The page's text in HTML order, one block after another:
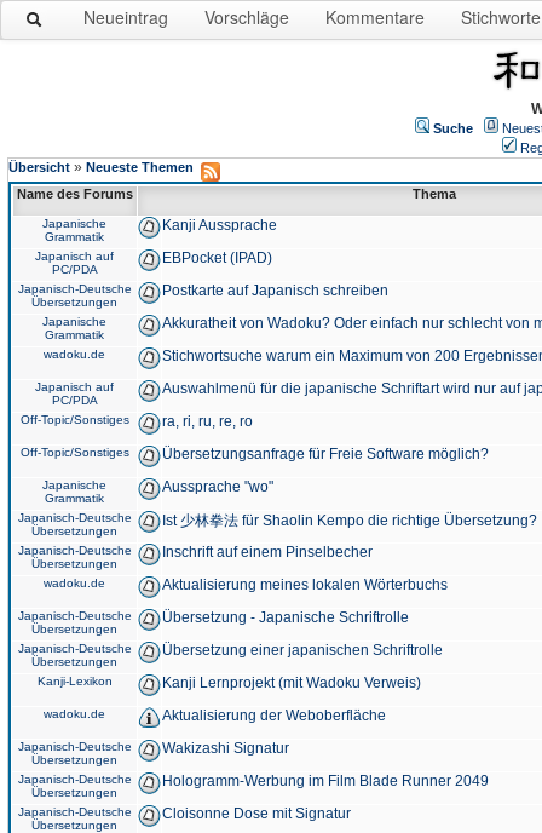
Neueintrag Vorschläge Kommentare Stichworte
Suche
Übersicht » Neueste Themen
Name des Forums
Thema
Japanische
Grammatik
Kanji Aussprache
Japanisch auf
PC/PDA
EBPocket (IPAD)
Japanisch-Deutsche
Übersetzungen
Postkarte auf Japanisch schreiben
Japanische
Grammatik
Akkuratheit von Wadoku? Oder einfach nur schlecht von
wadoku.de Stichwortsuche warum ein Maximum von 200
Japanisch auf
PC/PDA
Auswahlmenü für die japanische Schriftart wird nur auf
Off-Topic/Sonstiges ra, ri, ru, re, ro
Off-Topic/Sonstiges Übersetzungsanfrage für Freie Software möglich?
Japanische
Grammatik
Aussprache "wo"
Japanisch-Deutsche
Übersetzungen
Ist 少林拳法 für Shaolin Kempo die richtige Übersetzung?
Japanisch-Deutsche
Übersetzungen
Inschrift auf einem Pinselbecher
wadoku.de Aktualisierung meines lokalen Wörterbuchs
Japanisch-Deutsche
Übersetzungen
Übersetzung - Japanische Schriftrolle
Japanisch-Deutsche
Übersetzungen
Übersetzung einer japanischen Schriftrolle
Kanji-Lexikon Kanji Lernprojekt (mit Wadoku Verweis)
wadoku.de Aktualisierung der Weboberfläche
Japanisch-Deutsche
Übersetzungen
Wakizashi Signatur
Japanisch-Deutsche
Übersetzungen
Hologramm-Werbung im Film Blade Runner 2049
Japanisch-Deutsche
Übersetzungen
Cloisonne Dose mit Signatur